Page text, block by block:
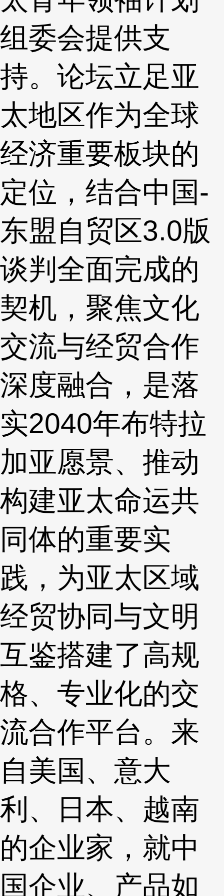
组委会提供支
持。论坛立足亚
太地区作为全球
经济重要板块的
定位，结合中国-
东盟自贸区3.0版
谈判全面完成的
契机，聚焦文化
交流与经贸合作
深度融合，是落
实2040年布特拉
加亚愿景、推动
构建亚太命运共
同体的重要实
践，为亚太区域
经贸协同与文明
互鉴搭建了高规
格、专业化的交
流合作平台。来
自美国、意大
利、日本、越南
的企业家，就中
国企业、产品如